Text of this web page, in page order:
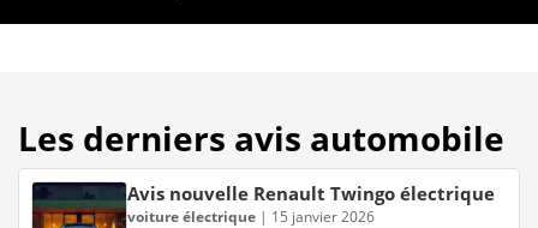
Les derniers avis automobile
Avis nouvelle Renault Twingo électrique
voiture électrique | 15 janvier 2026